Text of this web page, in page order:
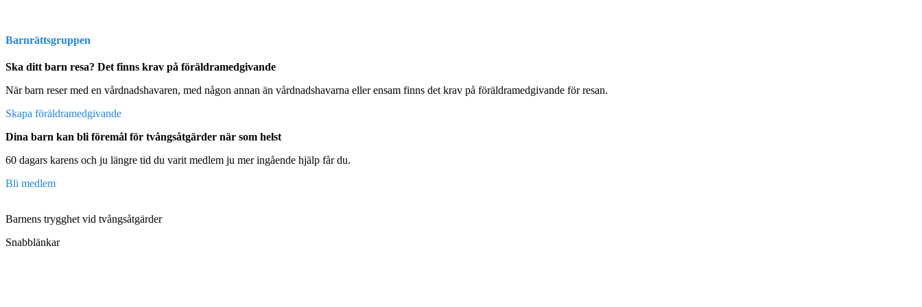
Barnrättsgruppen
Ska ditt barn resa? Det finns krav på föräldramedgivande
När barn reser med en vårdnadshavaren, med någon annan än vårdnadshavarna eller ensam finns det krav på föräldramedgivande för resan.
Skapa föräldramedgivande
Dina barn kan bli föremål för tvångsåtgärder när som helst
60 dagars karens och ju längre tid du varit medlem ju mer ingående hjälp får du.
Bli medlem
Barnens trygghet vid tvångsåtgärder
Snabblänkar